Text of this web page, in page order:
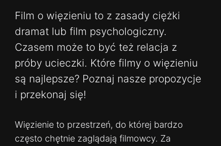
Film o więzieniu to z zasady ciężki
dramat lub film psychologiczny.
Czasem może to być też relacja z
próby ucieczki. Które filmy o więzieniu
są najlepsze? Poznaj nasze propozycje
i przekonaj się!
Więzienie to przestrzeń, do której bardzo
często chętnie zaglądają filmowcy. Za